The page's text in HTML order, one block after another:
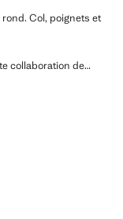
Col, poignets et
collaboration de
Le résultat est une
James avec des